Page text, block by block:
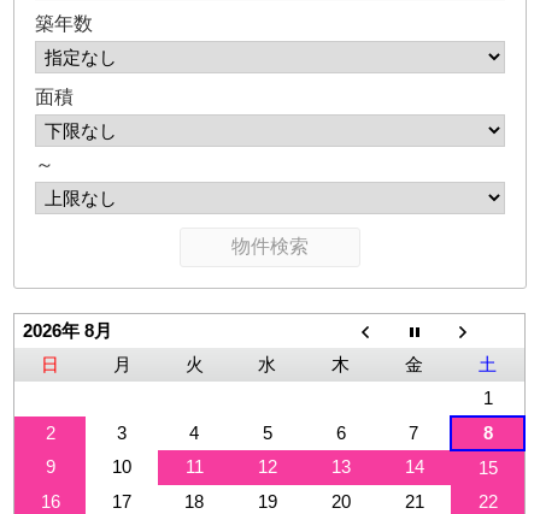
築年数
面積
～
2026年 8月
日
月 火 水 木 金
土
1
2
3 4 5 6 7
8
9
10 11 12 13 14
15
16
17 18 19 20 21
22